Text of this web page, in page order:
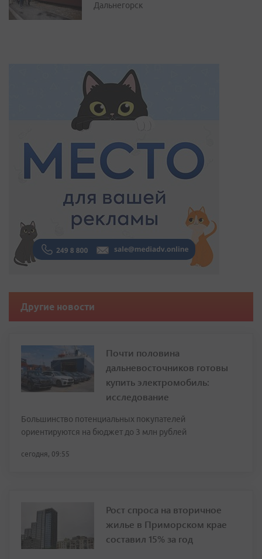
Дальнегорск
Другие новости
Почти половина
дальневосточников готовы
купить электромобиль:
исследование
Большинство потенциальных покупателей
ориентируются на бюджет до 3 млн рублей
сегодня, 09:55
Рост спроса на вторичное
жилье в Приморском крае
составил 15% за год